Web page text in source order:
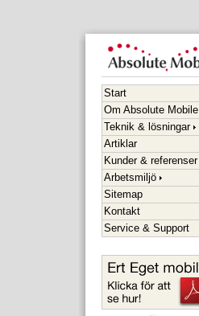
Start
Om Absolute Mobile
Teknik & lösningar
Artiklar
Kunder & referenser
Arbetsmiljö
Sitemap
Kontakt
Service & Support